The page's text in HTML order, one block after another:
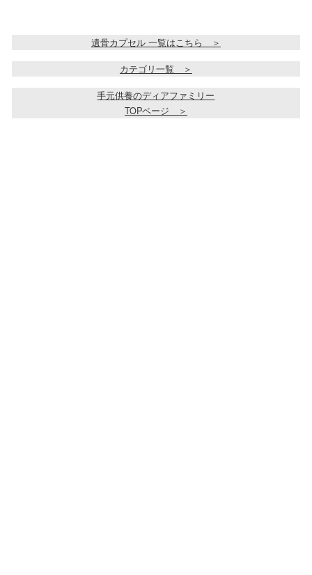
遺骨カプセル 一覧はこちら ＞
カテゴリ一覧 ＞
手元供養のディアファミリー
TOPページ ＞